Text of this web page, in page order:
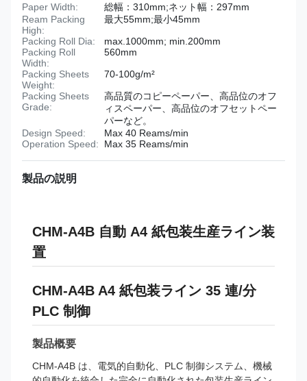
Paper Width:
総幅：310mm;ネット幅：297mm
Ream Packing
High:
最大55mm;最小45mm
Packing Roll Dia:
max.1000mm; min.200mm
Packing Roll
Width:
560mm
Packing Sheets
Weight:
70-100g/m²
Packing Sheets
Grade:
高品質のコピーペーパー、高品位のオフ
ィスペーパー、高品位のオフセットペー
パーなど。
Design Speed:
Max 40 Reams/min
Operation Speed:
Max 35 Reams/min
製品の説明
CHM-A4B 自動 A4 紙包装生産ライン装
置
CHM-A4B A4 紙包装ライン 35 連/分
PLC 制御
製品概要
CHM-A4B は、電気的自動化、PLC 制御システム、機械